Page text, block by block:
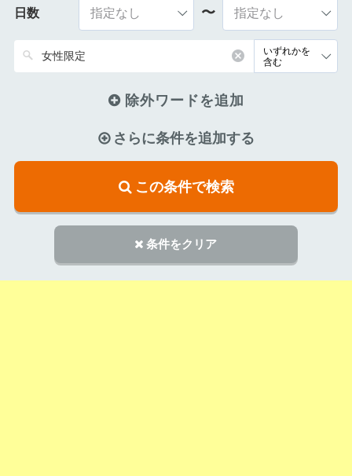
日数 〜
除外ワードを追加
さらに条件を追加する
この条件で検索
条件をクリア